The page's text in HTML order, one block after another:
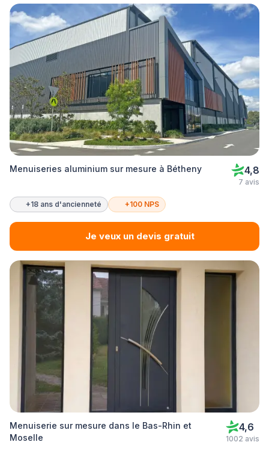
Menuiseries aluminium sur mesure à Bétheny 4,8
7 avis
+18 ans d'ancienneté +100 NPS
Je veux un devis gratuit
Menuiserie sur mesure dans le Bas-Rhin et
Moselle
4,6
1002 avis